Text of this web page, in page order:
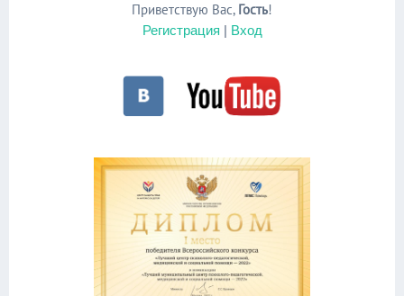
Приветствую Вас, Гость!
Регистрация | Вход